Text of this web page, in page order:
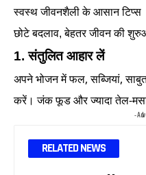
स्वस्थ जीवनशैली के आसान टिप्स
छोटे बदलाव, बेहतर जीवन की
1. संतुलित आहार लें
अपने भोजन में फल, सब्जियां,
करें। जंक फूड और ज्यादा तेल-
-
RELATED NEWS